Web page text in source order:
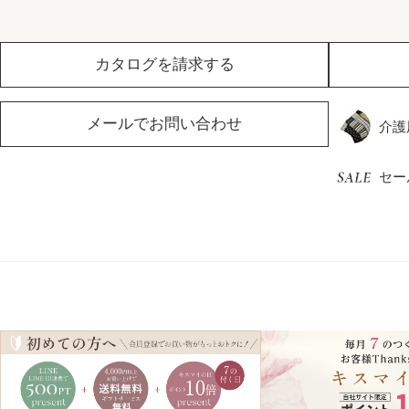
カタログを請求する
メールでお問い合わせ 介
セ